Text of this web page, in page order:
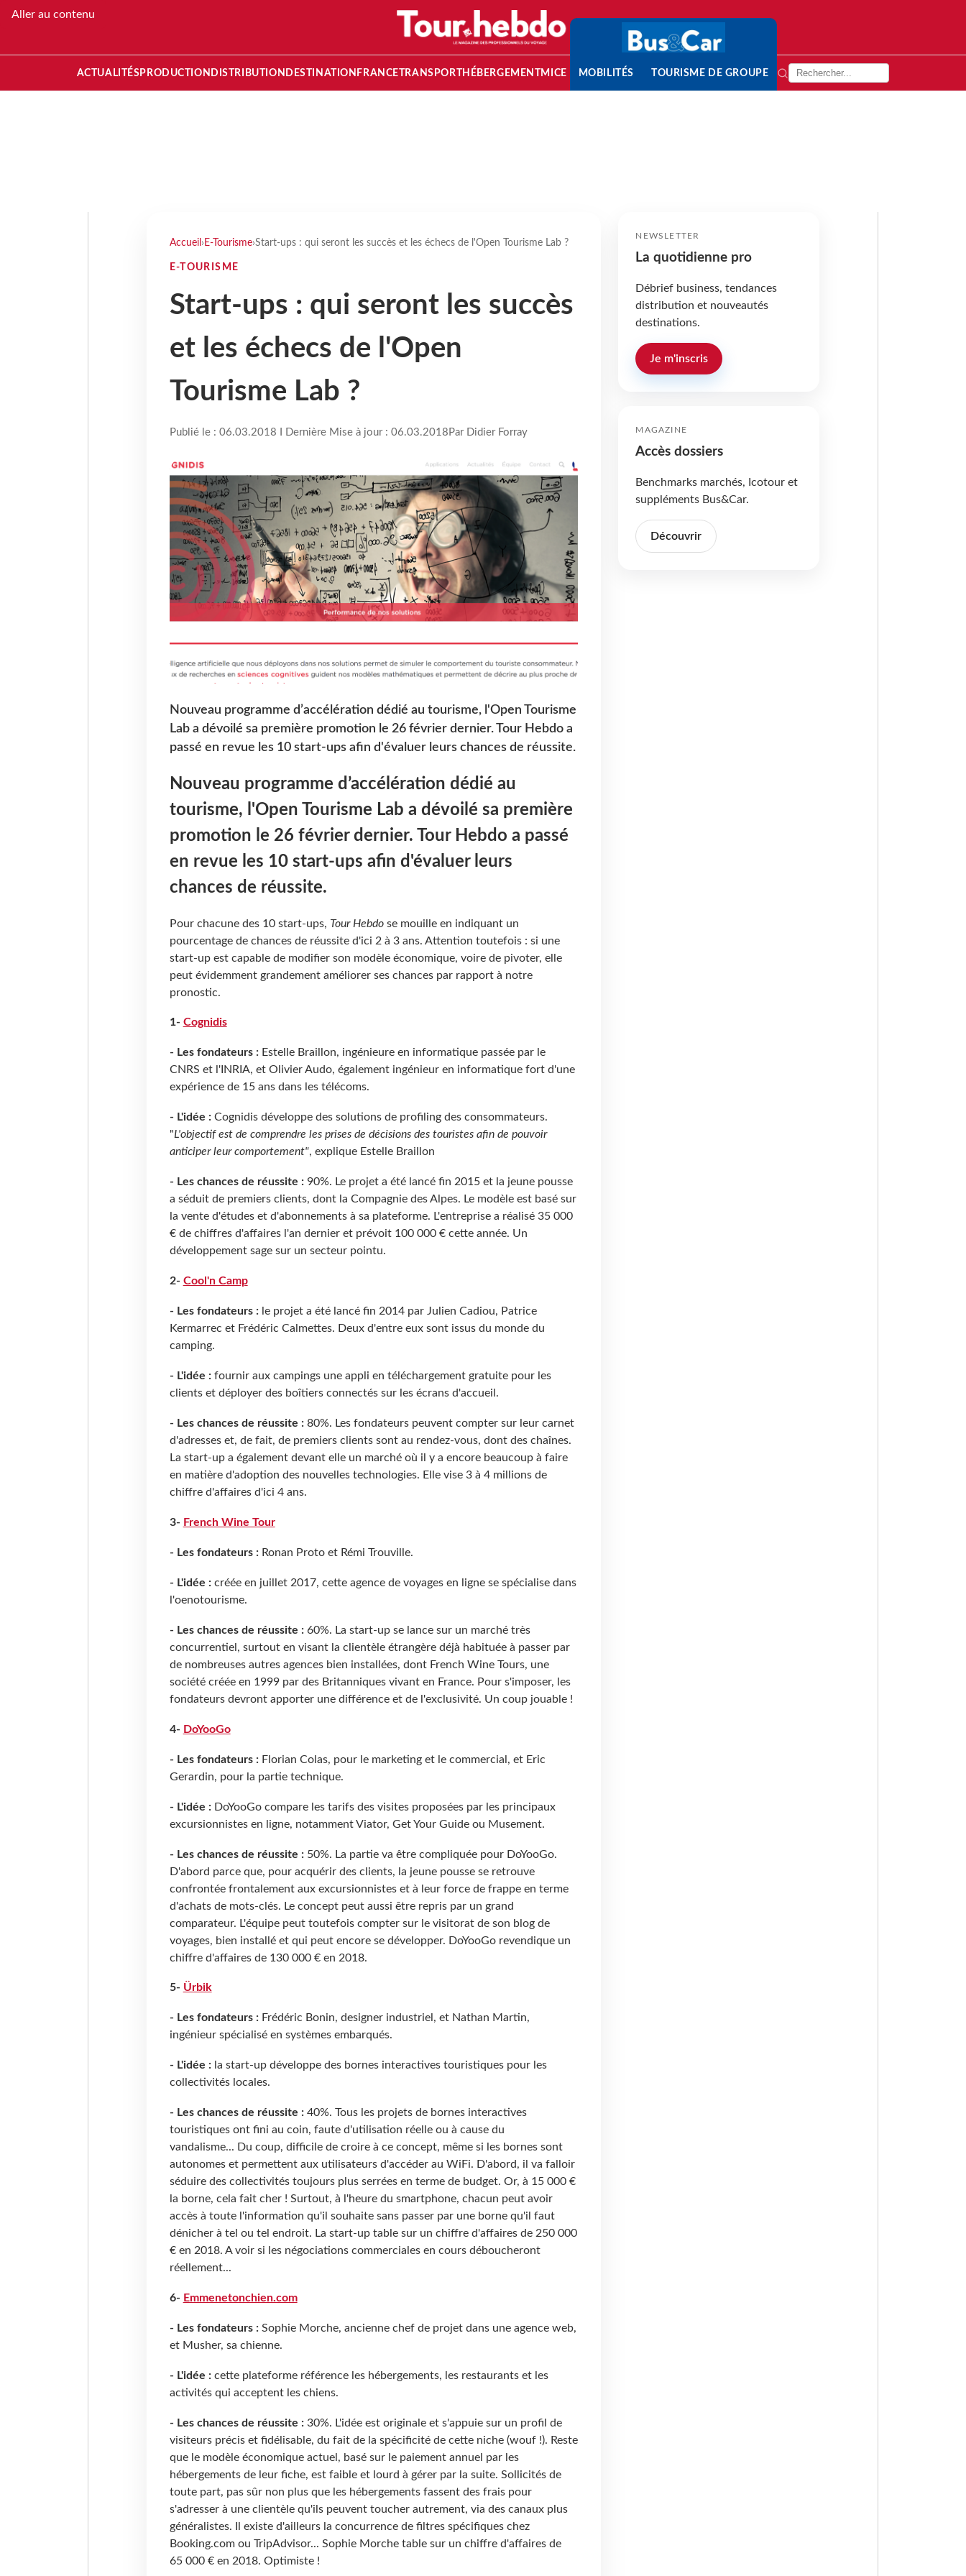
Aller au contenu
ACTUALITÉS PRODUCTION DISTRIBUTION DESTINATION FRANCETRANSPORT HÉBERGEMENTMICE MOBILITÉS TOURISME DE GROUPE
Accueil › E-Tourisme›Start-ups : qui seront les succès et les échecs de l'Open Tourisme Lab ?
E-TOURISME
Start-ups : qui seront les succès
et les échecs de l'Open
Tourisme Lab ?
Publié le : 06.03.2018 I Dernière Mise à jour : 06.03.2018 Par Didier Forray
Nouveau programme d’accélération dédié au tourisme, l'Open Tourisme
Lab a dévoilé sa première promotion le 26 février dernier. Tour Hebdo a
passé en revue les 10 start-ups afin d'évaluer leurs chances de réussite.
Nouveau programme d’accélération dédié au
tourisme, l'Open Tourisme Lab a dévoilé sa première
promotion le 26 février dernier. Tour Hebdo a passé
en revue les 10 start-ups afin d'évaluer leurs
chances de réussite.
Pour chacune des 10 start-ups, Tour Hebdose mouille en indiquant un
pourcentage de chances de réussite d'ici 2 à 3 ans. Attention toutefois : si une
start-up est capable de modifier son modèle économique, voire de pivoter, elle
peut évidemment grandement améliorer ses chances par rapport à notre
pronostic.
1- Cognidis
- Les fondateurs : Estelle Braillon, ingénieure en informatique passée par le
CNRS et l'INRIA, et Olivier Audo, également ingénieur en informatique fort d'une
expérience de 15 ans dans les télécoms.
- L'idée :Cognidis développe des solutions de profiling des consommateurs.
"L'objectif est de comprendre les prises de décisions des touristes afin de pouvoir
anticiper leur comportement", explique Estelle Braillon
- Les chances de réussite :90%. Le projet a été lancé fin 2015 et la jeune pousse
a séduit de premiers clients, dont la Compagnie des Alpes. Le modèle est basé sur
la vente d'études et d'abonnements à sa plateforme. L'entreprise a réalisé 35 000
€ de chiffres d'affaires l'an dernier et prévoit 100 000 € cette année. Un
développement sage sur un secteur pointu.
2- Cool'n Camp
- Les fondateurs : le projet a été lancé fin 2014 par Julien Cadiou, Patrice
Kermarrec et Frédéric Calmettes. Deux d'entre eux sont issus du monde du
camping.
- L'idée :fournir aux campings une appli en téléchargement gratuite pour les
clients et déployer des boîtiers connectés sur les écrans d'accueil.
- Les chances de réussite :80%. Les fondateurs peuvent compter sur leur carnet
d'adresses et, de fait, de premiers clients sont au rendez-vous, dont des chaînes.
La start-up a également devant elle un marché où il y a encore beaucoup à faire
en matière d'adoption des nouvelles technologies. Elle vise 3 à 4 millions de
chiffre d'affaires d'ici 4 ans.
3- French Wine Tour
- Les fondateurs : Ronan Proto et Rémi Trouville.
- L'idée : créée en juillet 2017, cette agence de voyages en ligne se spécialise dans
l'oenotourisme.
- Les chances de réussite : 60%. La start-up se lance sur un marché très
concurrentiel, surtout en visant la clientèle étrangère déjà habituée à passer par
de nombreuses autres agences bien installées, dont French Wine Tours, une
société créée en 1999 par des Britanniques vivant en France. Pour s'imposer, les
fondateurs devront apporter une différence et de l'exclusivité. Un coup jouable !
4- DoYooGo
- Les fondateurs : Florian Colas, pour le marketing et le commercial, et Eric
Gerardin, pour la partie technique.
- L'idée : DoYooGo compare les tarifs des visites proposées par les principaux
excursionnistes en ligne, notamment Viator, Get Your Guide ou Musement.
- Les chances de réussite :50%. La partie va être compliquée pour DoYooGo.
D'abord parce que, pour acquérir des clients, la jeune pousse se retrouve
confrontée frontalement aux excursionnistes et à leur force de frappe en terme
d'achats de mots-clés. Le concept peut aussi être repris par un grand
comparateur. L'équipe peut toutefois compter sur le visitorat de son blog de
voyages, bien installé et qui peut encore se développer. DoYooGo revendique un
chiffre d'affaires de 130 000 € en 2018.
5- Ürbik
- Les fondateurs :Frédéric Bonin, designer industriel, et Nathan Martin,
ingénieur spécialisé en systèmes embarqués.
- L'idée :la start-up développe des bornes interactives touristiques pour les
collectivités locales.
- Les chances de réussite : 40%. Tous les projets de bornes interactives
touristiques ont fini au coin, faute d'utilisation réelle ou à cause du
vandalisme... Du coup, difficile de croire à ce concept, même si les bornes sont
autonomes et permettent aux utilisateurs d'accéder au WiFi. D'abord, il va falloir
séduire des collectivités toujours plus serrées en terme de budget. Or, à 15 000 €
la borne, cela fait cher ! Surtout, à l'heure du smartphone, chacun peut avoir
accès à toute l'information qu'il souhaite sans passer par une borne qu'il faut
dénicher à tel ou tel endroit. La start-up table sur un chiffre d'affaires de 250 000
€ en 2018. A voir si les négociations commerciales en cours déboucheront
réellement...
6- Emmenetonchien.com
- Les fondateurs : Sophie Morche, ancienne chef de projet dans une agence web,
et Musher, sa chienne.
- L'idée : cette plateforme référence les hébergements, les restaurants et les
activités qui acceptent les chiens.
- Les chances de réussite : 30%. L'idée est originale et s'appuie sur un profil de
visiteurs précis et fidélisable, du fait de la spécificité de cette niche (wouf !). Reste
que le modèle économique actuel, basé sur le paiement annuel par les
hébergements de leur fiche, est faible et lourd à gérer par la suite. Sollicités de
toute part, pas sûr non plus que les hébergements fassent des frais pour
s'adresser à une clientèle qu'ils peuvent toucher autrement, via des canaux plus
généralistes. Il existe d'ailleurs la concurrence de filtres spécifiques chez
Booking.com ou TripAdvisor... Sophie Morche table sur un chiffre d'affaires de
65 000 € en 2018. Optimiste !
NEWSLETTER
La quotidienne pro
Débrief business, tendances
distribution et nouveautés
destinations.
Je m'inscris
MAGAZINE
Accès dossiers
Benchmarks marchés, Icotour et
suppléments Bus&Car.
Découvrir